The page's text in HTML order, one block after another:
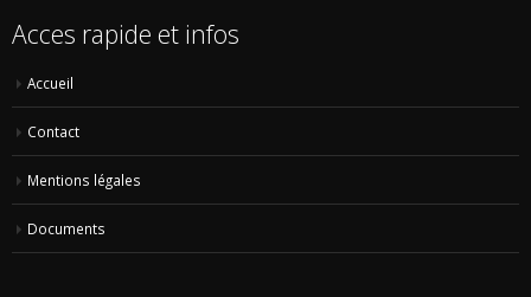
Acces rapide et infos
Accueil
Contact
Mentions légales
Documents